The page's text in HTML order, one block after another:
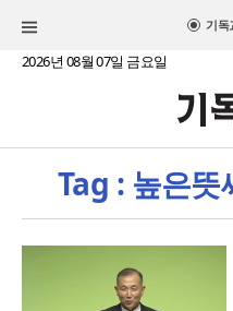
기독
2026년 08월 07일 금요일
Tag : 높은뜻